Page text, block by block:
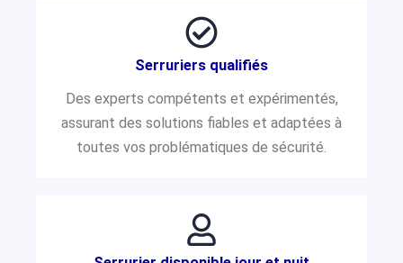
Serruriers qualifiés
Des experts compétents et expérimentés,
assurant des solutions fiables et adaptées à
toutes vos problématiques de sécurité.